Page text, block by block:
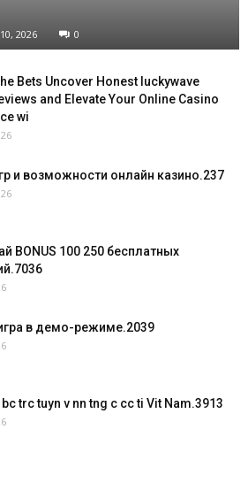
2026 0
Bets Uncover Honest luckywave
and Elevate Your Online Casino
wi
и возможности онлайн казино.237
BONUS 100 250 бесплатных
в демо-режиме.2039
bc trc tuyn v nn tng c cc ti Vit Nam.3913